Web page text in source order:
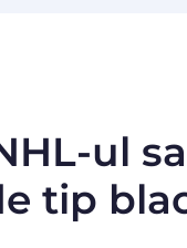
ul
tip